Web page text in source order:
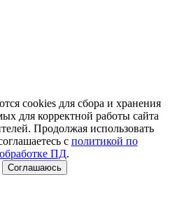
cookies для сбора и хранения
для корректной работы сайта
Продолжая использовать
с политикой по
обработке ПД.
Соглашаюсь